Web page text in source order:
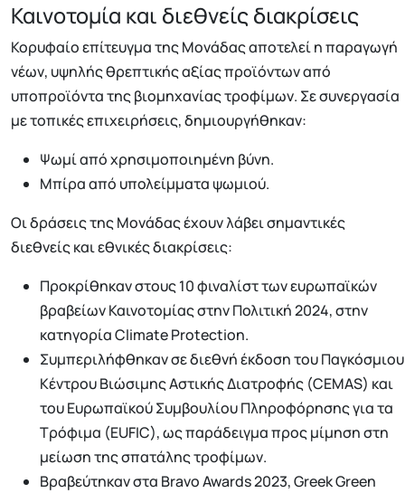
Καινοτομία και διεθνείς διακρίσεις
Κορυφαίο επίτευγμα της Μονάδας αποτελεί η παραγωγή
νέων, υψηλής θρεπτικής αξίας προϊόντων από
υποπροϊόντα της βιομηχανίας τροφίμων. Σε συνεργασία
με τοπικές επιχειρήσεις, δημιουργήθηκαν:
Ψωμί από χρησιμοποιημένη βύνη.
Μπίρα από υπολείμματα ψωμιού.
Οι δράσεις της Μονάδας έχουν λάβει σημαντικές
διεθνείς και εθνικές διακρίσεις:
Προκρίθηκαν στους 10 φιναλίστ των ευρωπαϊκών
βραβείων Καινοτομίας στην Πολιτική 2024, στην
κατηγορία Climate Protection.
Συμπεριλήφθηκαν σε διεθνή έκδοση του Παγκόσμιου
Κέντρου Βιώσιμης Αστικής Διατροφής (CEMAS) και
του Ευρωπαϊκού Συμβουλίου Πληροφόρησης για τα
Τρόφιμα (EUFIC), ως παράδειγμα προς μίμηση στη
μείωση της σπατάλης τροφίμων.
Βραβεύτηκαν στα Bravo Awards 2023, Greek Green